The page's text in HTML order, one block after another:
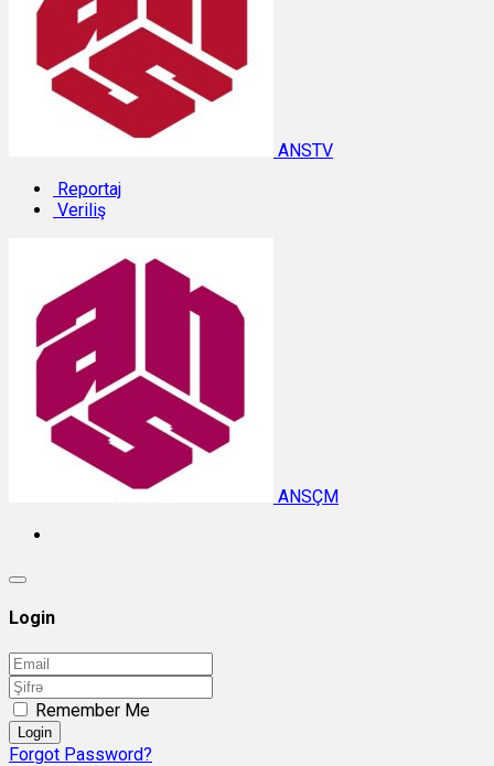
ANSTV
Reportaj
Veriliş
ANSÇM
Login
Remember Me
Login
Forgot Password?